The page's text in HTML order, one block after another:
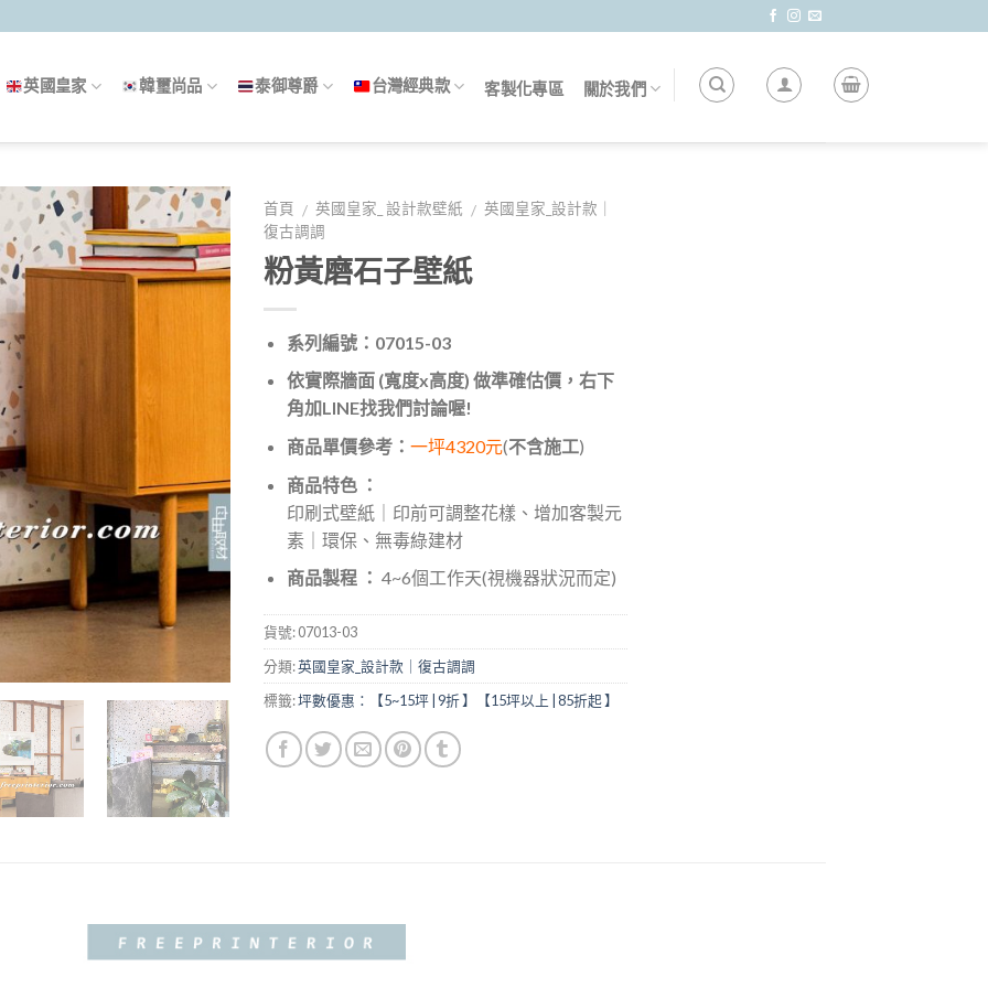
英國皇家 韓璽尚品 泰御尊爵 台灣經典款 客製化專區 關於我們
首頁 / 英國皇家_ 設計款壁紙 / 英國皇家_設計款｜
復古調調
粉黃磨石子壁紙
系列編號：07015-03
依實際牆面 (寬度x高度) 做準確估價，右下
角加LINE找我們討論喔!
商品單價參考： 一坪4320元(不含施工)
商品特色 ：
印刷式壁紙｜印前可調整花樣、增加客製元
素｜環保、無毒綠建材
商品製程 ： 4~6個工作天(視機器狀況而定)
貨號:07013-03
分類:英國皇家_設計款｜復古調調
標籤:坪數優惠：【5~15坪 | 9折 】【15坪以上 | 85折起 】